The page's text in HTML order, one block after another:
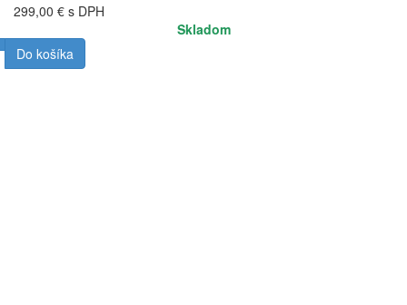
299,00 € s DPH
Skladom
Do košíka